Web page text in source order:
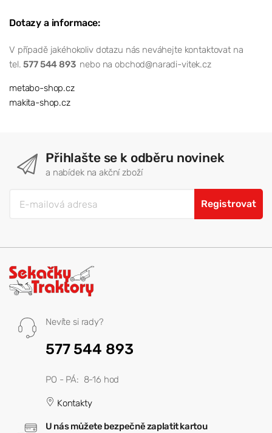
Dotazy a informace:
V případě jakéhokoliv dotazu nás neváhejte kontaktovat na
tel.577 544 893 nebo na obchod@naradi-vitek.cz
metabo-shop.cz
makita-shop.cz
Přihlašte se k odběru novinek
a nabídek na akční zboží
Registrovat
Nevíte si rady?
577 544 893
PO - PÁ: 8-16 hod
Kontakty
U nás můžete bezpečně zaplatit kartou